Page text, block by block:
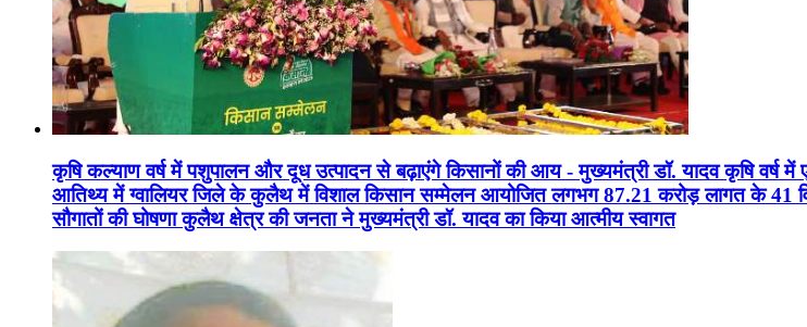
कृषि कल्याण वर्ष में पशुपालन और दूध उत्पादन से बढ़ाएंगे किसानों की आय - मुख्यमंत्री डॉ. यादव कृषि
आतिथ्य में ग्वालियर जिले के कुलैथ में विशाल किसान सम्मेलन आयोजित लगभग 87.21 करोड़ लागत के 41
सौगातों की घोषणा कुलैथ क्षेत्र की जनता ने मुख्यमंत्री डॉ. यादव का किया आत्मीय स्वागत